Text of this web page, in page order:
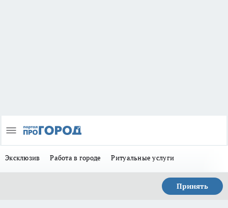
Эксклюзив Работа в городе Ритуальные услуги
Принять